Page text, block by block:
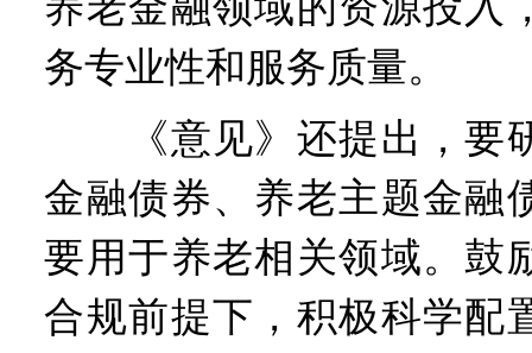
务专业性和服务质量。
《意见》还提出，要
金融债券、养老主题金融
要用于养老相关领域。鼓
合规前提下，积极科学配